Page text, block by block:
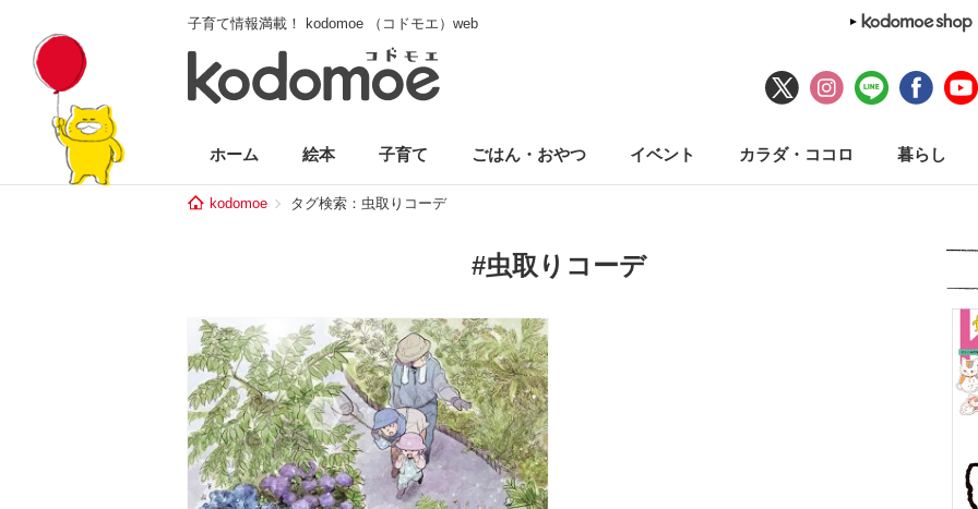
子育て情報満載！ kodomoe （コドモエ）web
ホーム 絵本 子育て ごはん・おやつ イベント カラダ・ココロ 暮らし
kodomoe タグ検索：虫取りコーデ
#虫取りコーデ